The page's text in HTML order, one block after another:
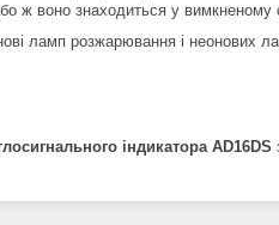
ж воно знаходиться у вимкненому
ламп розжарювання і неонових
індикатора AD16DS